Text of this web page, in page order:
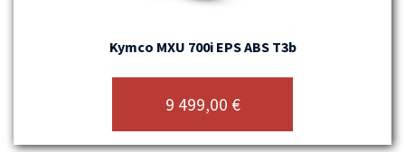
Kymco MXU 700i EPS ABS T3b
9 499,00 €